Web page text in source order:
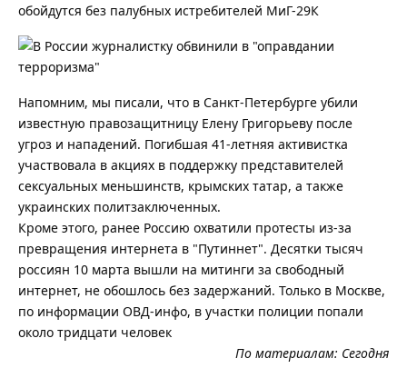
обойдутся без палубных истребителей МиГ-29К
Напомним, мы писали, что в Санкт-Петербурге убили
известную правозащитницу Елену Григорьеву после
угроз и нападений. Погибшая 41-летняя активистка
участвовала в акциях в поддержку представителей
сексуальных меньшинств, крымских татар, а также
украинских политзаключенных.
Кроме этого, ранее Россию охватили протесты из-за
превращения интернета в "Путиннет". Десятки тысяч
россиян 10 марта вышли на митинги за свободный
интернет, не обошлось без задержаний. Только в Москве,
по информации ОВД-инфо, в участки полиции попали
около тридцати человек
По материалам: Сегодня